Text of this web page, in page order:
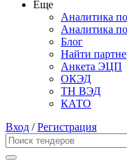
Еще
Аналитика
Аналитика
Блог
Найти
Анкета ЭЦП
ОКЭД
ТН ВЭД
КАТО
Вход /Регистрация